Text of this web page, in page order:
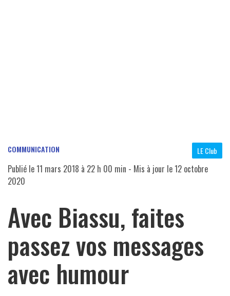
LE Club
COMMUNICATION
Publié le11 mars 2018 à 22 h 00 min - Mis à jour le12 octobre
2020
Avec Biassu, faites
passez vos messages
avec humour